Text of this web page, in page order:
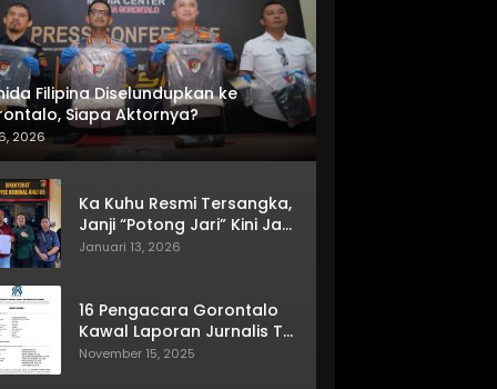
Filipina Diselundupkan ke
Siapa Aktornya?
2026
Ka Kuhu Resmi Tersangka,
Janji “Potong Jari” Kini Jadi
Bumerang
Januari 13, 2026
16 Pengacara Gorontalo
Kawal Laporan Jurnalis TV
One
November 15, 2025